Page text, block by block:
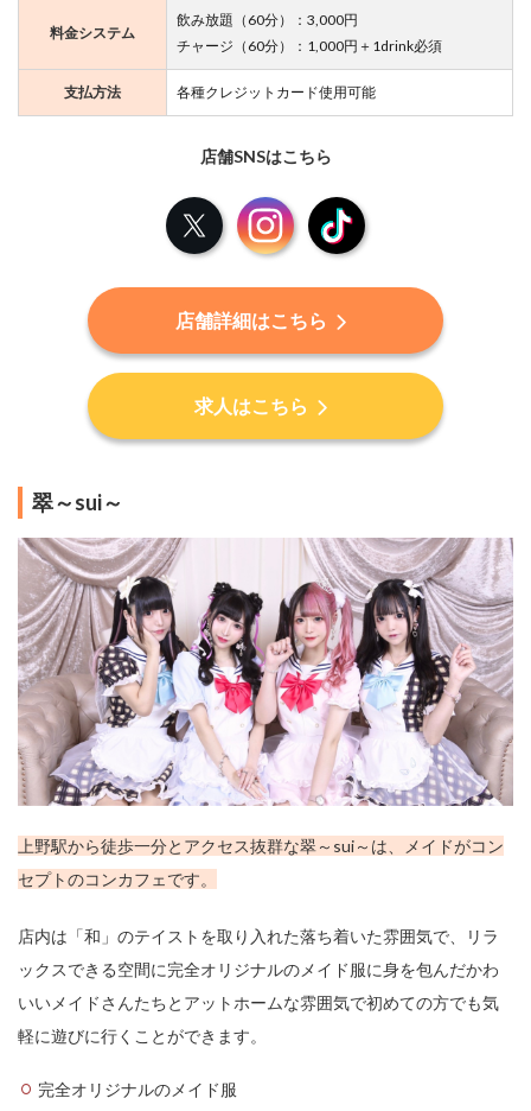
T-
る
ぷ
ら
料金システム
飲み放題（60分）：3,000円
チャージ（60分）：1,000円＋1drink必須
支払方法 各種クレジットカード使用可能
店舗SNSはこちら
X InstagramTikTok
店舗詳細はこちら
求人はこちら
翠～sui～
上野駅から徒歩一分とアクセス抜群な翠～sui～は、メイドがコン
セプトのコンカフェです。
店内は「和」のテイストを取り入れた落ち着いた雰囲気で、リラ
ックスできる空間に完全オリジナルのメイド服に身を包んだかわ
いいメイドさんたちとアットホームな雰囲気で初めての方でも気
軽に遊びに行くことができます。
完全オリジナルのメイド服